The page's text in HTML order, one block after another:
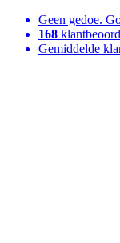
Geen gedoe.
168
Gemiddelde